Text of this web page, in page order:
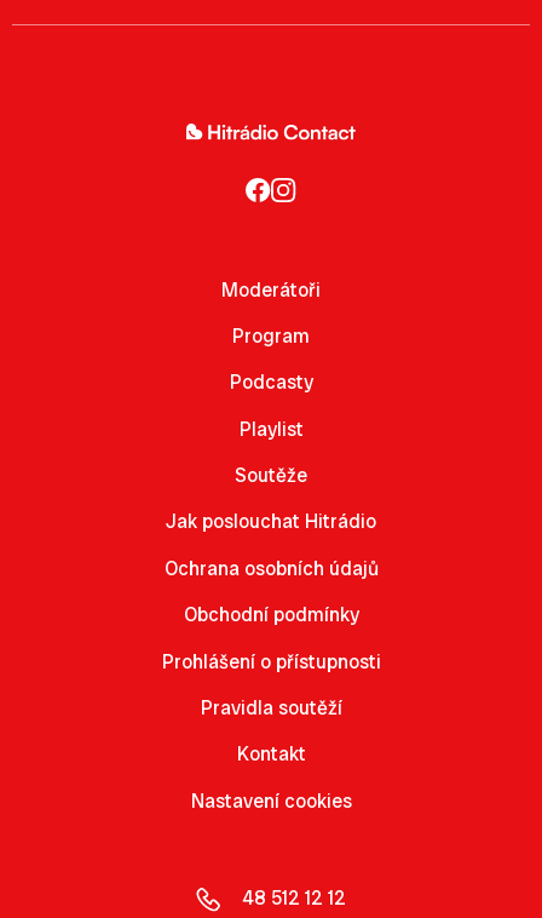
Moderátoři
Program
Podcasty
Playlist
Soutěže
Jak poslouchat Hitrádio
Ochrana osobních údajů
Obchodní podmínky
Prohlášení o přístupnosti
Pravidla soutěží
Kontakt
Nastavení cookies
48 512 12 12